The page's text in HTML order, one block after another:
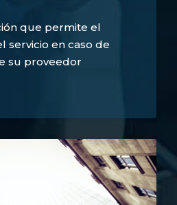
que permite el
servicio en caso de
su proveedor